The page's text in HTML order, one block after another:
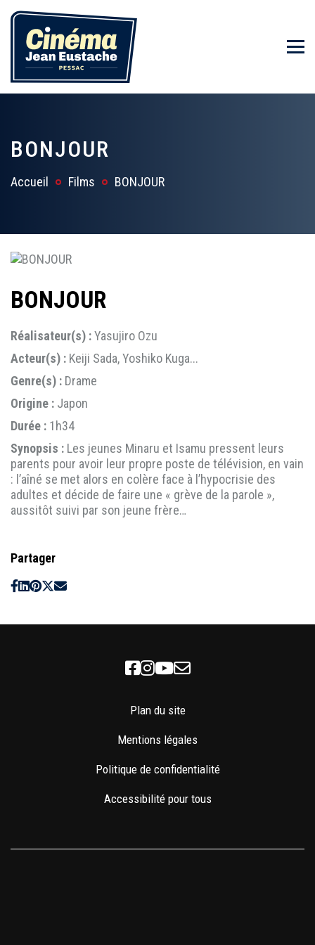
BONJOUR
Accueil Films BONJOUR
BONJOUR
Réalisateur(s) :Yasujiro Ozu
Acteur(s) : Keiji Sada, Yoshiko Kuga...
Genre(s) : Drame
Origine : Japon
Durée : 1h34
Synopsis : Les jeunes Minaru et Isamu pressent leurs
parents pour avoir leur propre poste de télévision, en vain
: l’aîné se met alors en colère face à l’hypocrisie des
adultes et décide de faire une « grève de la parole »,
aussitôt suivi par son jeune frère…
Partager
Facebook
Instagram
Youtube
Newsletter
Plan du site
Mentions légales
Politique de confidentialité
Accessibilité pour tous